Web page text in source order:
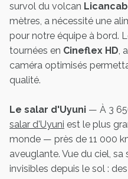
survol du volcan
mètres, a nécessité une
pour notre équipe à bord.
tournées en Cineflex HD,
caméra optimisés
qualité.
Le salar d'Uyuni — À 3
salar d'Uyuni est le plus
monde — près de 11 000
aveuglante. Vue du ciel,
invisibles depuis le sol :